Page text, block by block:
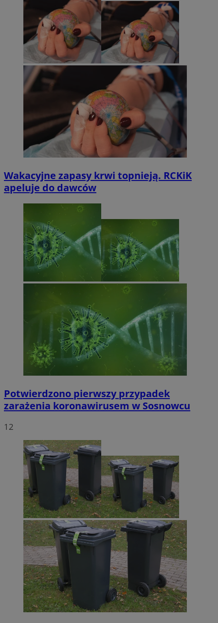
Wakacyjne zapasy krwi topnieją. RCKiK
apeluje do dawców
Potwierdzono pierwszy przypadek
zarażenia koronawirusem w Sosnowcu
12